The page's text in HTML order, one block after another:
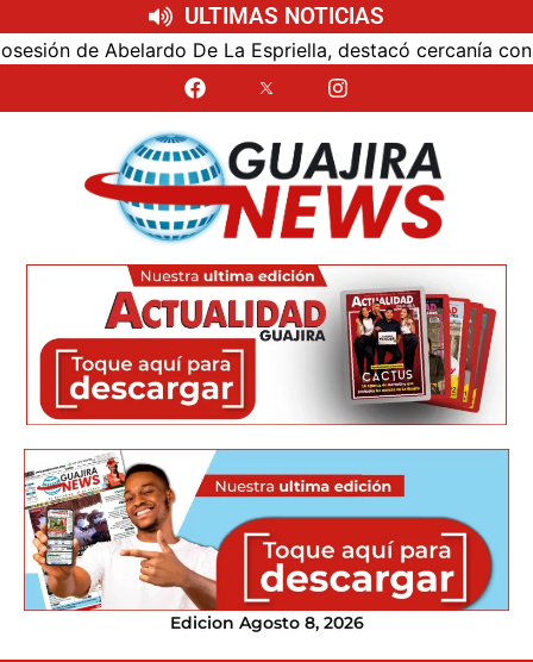
ULTIMAS NOTICIAS
Abelardo De La Espriella, destacó cercanía con el
Edicion Agosto 8, 2026